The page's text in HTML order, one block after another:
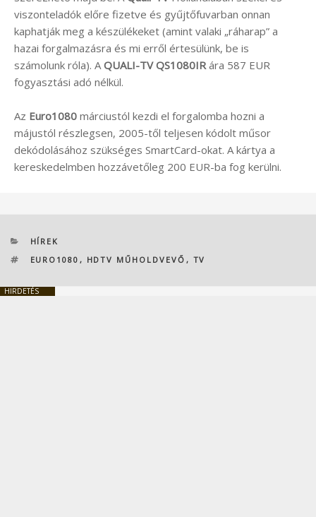
viszonteladók előre fizetve és gyűjtőfuvarban onnan
kaphatják meg a készülékeket (amint valaki „ráharap” a
hazai forgalmazásra és mi erről értesülünk, be is
számolunk róla). A QUALI-TV QS1080IR ára 587 EUR
fogyasztási adó nélkül.
Az Euro1080 márciustól kezdi el forgalomba hozni a
májustól részlegsen, 2005-től teljesen kódolt műsor
dekódolásához szükséges SmartCard-okat. A kártya a
kereskedelmben hozzávetőleg 200 EUR-ba fog kerülni.
KATEGÓRIÁK
HÍREK
CÍMKÉK
EURO1080 , HDTV MŰHOLDVEVŐ , TV
HIRDETÉS